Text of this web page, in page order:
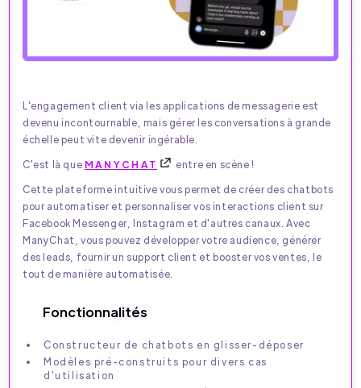
L'engagement client via les applications de messagerie est
devenu incontournable, mais gérer les conversations à grande
échelle peut vite devenir ingérable.
C'est là que MANYCHAT
entre en scène !
Cette plateforme intuitive vous permet de créer des chatbots
pour automatiser et personnaliser vos interactions client sur
Facebook Messenger, Instagram et d'autres canaux. Avec
ManyChat, vous pouvez développer votre audience, générer
des leads, fournir un support client et booster vos ventes, le
tout de manière automatisée.
Fonctionnalités
Constructeur de chatbots en glisser-déposer
Modèles pré-construits pour divers cas
d'utilisation